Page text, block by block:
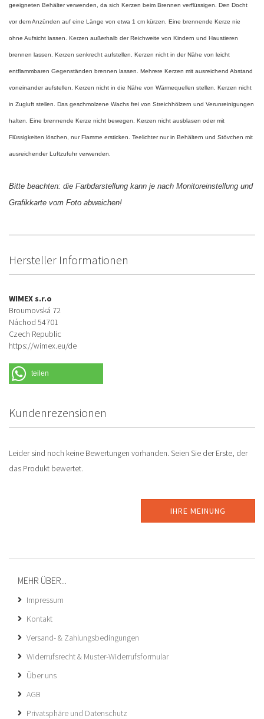
geeigneten Behälter verwenden, da sich Kerzen beim Brennen verflüssigen. Den Docht
vor dem Anzünden auf eine Länge von etwa 1 cm kürzen. Eine brennende Kerze nie
ohne Aufsicht lassen. Kerzen außerhalb der Reichweite von Kindern und Haustieren
brennen lassen. Kerzen senkrecht aufstellen. Kerzen nicht in der Nähe von leicht
entflammbaren Gegenständen brennen lassen. Mehrere Kerzen mit ausreichend Abstand
voneinander aufstellen. Kerzen nicht in die Nähe von Wärmequellen stellen. Kerzen nicht
in Zugluft stellen. Das geschmolzene Wachs frei von Streichhölzern und Verunreinigungen
halten. Eine brennende Kerze nicht bewegen. Kerzen nicht ausblasen oder mit
Flüssigkeiten löschen, nur Flamme ersticken. Teelichter nur in Behältern und Stövchen mit
ausreichender Luftzufuhr verwenden.
Bitte beachten: die Farbdarstellung kann je nach Monitoreinstellung und
Grafikkarte vom Foto abweichen!
Hersteller Informationen
WIMEX s.r.o
Broumovská 72
Náchod 54701
Czech Republic
https://wimex.eu/de
teilen
Kundenrezensionen
Leider sind noch keine Bewertungen vorhanden. Seien Sie der Erste, der
das Produkt bewertet.
IHRE MEINUNG
MEHR ÜBER...
Impressum
Kontakt
Versand- & Zahlungsbedingungen
Widerrufsrecht & Muster-Widerrufsformular
Über uns
AGB
Privatsphäre und Datenschutz